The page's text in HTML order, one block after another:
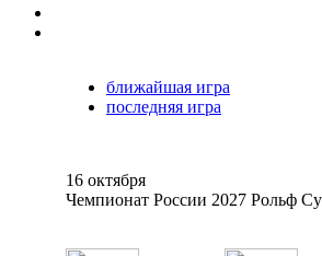
ближайшая игра
последняя игра
16 октября
Чемпионат России 2027 Рольф